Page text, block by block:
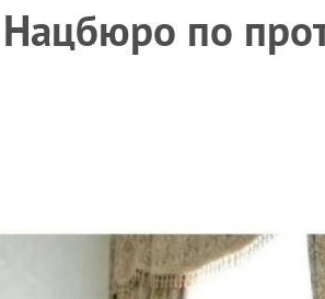
по